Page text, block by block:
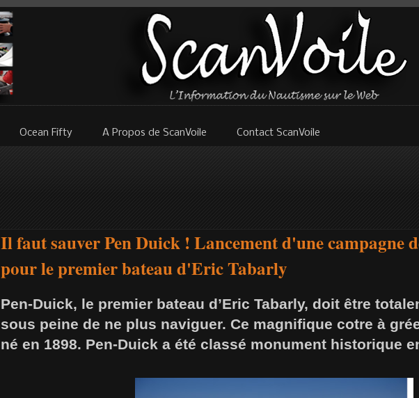
Ocean Fifty A Propos de ScanVoile Contact ScanVoile
Il faut sauver Pen Duick ! Lancement d'une campagne
pour le premier bateau d'Eric Tabarly
Pen-Duick, le premier bateau d’Eric Tabarly, doit être
sous peine de ne plus naviguer. Ce magnifique cotre à
né en 1898. Pen-Duick a été classé monument historique